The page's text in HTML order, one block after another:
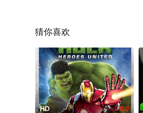
清无删减完整版电影大全就上天堂
猜你喜欢
HD 6.0